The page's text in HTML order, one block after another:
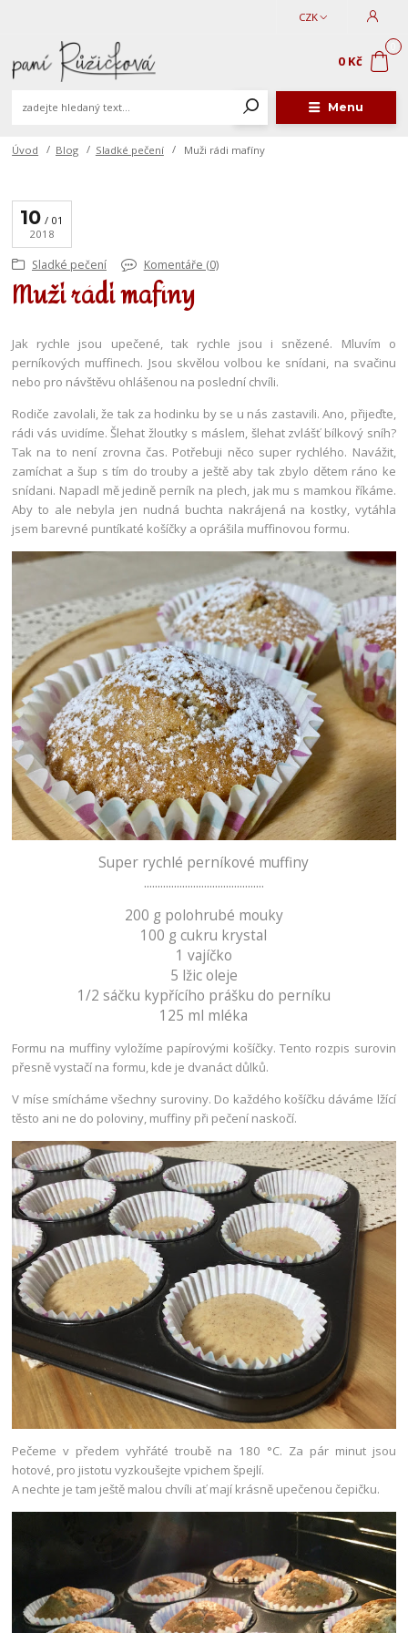
Menu
CZK
0 Kč
Úvod Blog Sladké pečení Muži rádi mafíny
10
01
2018
Sladké pečení Komentáře (0)
Muži rádi mafíny
Jak rychle jsou upečené, tak rychle jsou i snězené. Mluvím o
perníkových muffinech. Jsou skvělou volbou ke snídani, na svačinu
nebo pro návštěvu ohlášenou na poslední chvíli.
Rodiče zavolali, že tak za hodinku by se u nás zastavili. Ano, přijeďte,
rádi vás uvidíme. Šlehat žloutky s máslem, šlehat zvlášť bílkový sníh?
Tak na to není zrovna čas. Potřebuji něco super rychlého. Navážit,
zamíchat a šup s tím do trouby a ještě aby tak zbylo dětem ráno ke
snídani. Napadl mě jedině perník na plech, jak mu s mamkou říkáme.
Aby to ale nebyla jen nudná buchta nakrájená na kostky, vytáhla
jsem barevné puntíkaté košíčky a oprášila muffinovou formu.
Super rychlé perníkové muffiny
............................................
200 g polohrubé mouky
100 g cukru krystal
1 vajíčko
5 lžic oleje
1/2 sáčku kypřícího prášku do perníku
125 ml mléka
Formu na muffiny vyložíme papírovými košíčky. Tento rozpis surovin
přesně vystačí na formu, kde je dvanáct důlků.
V míse smícháme všechny suroviny. Do každého košíčku dáváme lžící
těsto ani ne do poloviny, muffiny při pečení naskočí.
Pečeme v předem vyhřáté troubě na 180 °C. Za pár minut jsou
hotové, pro jistotu vyzkoušejte vpichem špejlí.
A nechte je tam ještě malou chvíli ať mají krásně upečenou čepičku.